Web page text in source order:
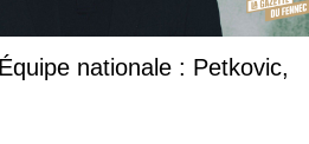
nationale : Petkovic,